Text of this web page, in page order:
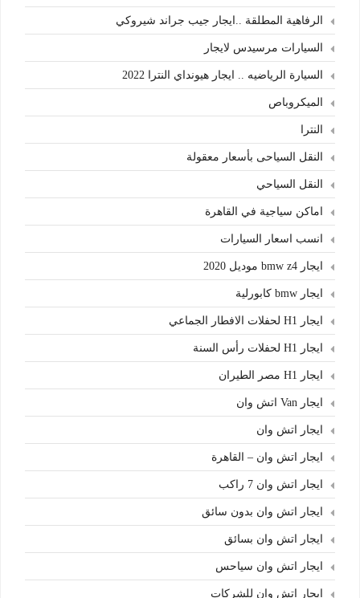
الرفاهية المطلقة ..ايجار جيب جراند شيروكي
السيارات مرسيدس لايجار
السيارة الرياضيه .. ايجار هيونداي النترا 2022
الميكروباص
النترا
النقل السياحى بأسعار معقولة
النقل السياحي
اماكن سياجية في القاهرة
انسب اسعار السيارات
ايجار bmw z4 موديل 2020
ايجار bmw كابورلية
ايجار H1 لحفلات الافطار الجماعي
ايجار H1 لحفلات رأس السنة
ايجار H1 مصر الطيران
ايجار Van اتش وان
ايجار اتش وان
ايجار اتش وان – القاهرة
ايجار اتش وان 7 راكب
ايجار اتش وان بدون سائق
ايجار اتش وان بسائق
ايجار اتش وان سياحس
ايجار اتش وان للشركات